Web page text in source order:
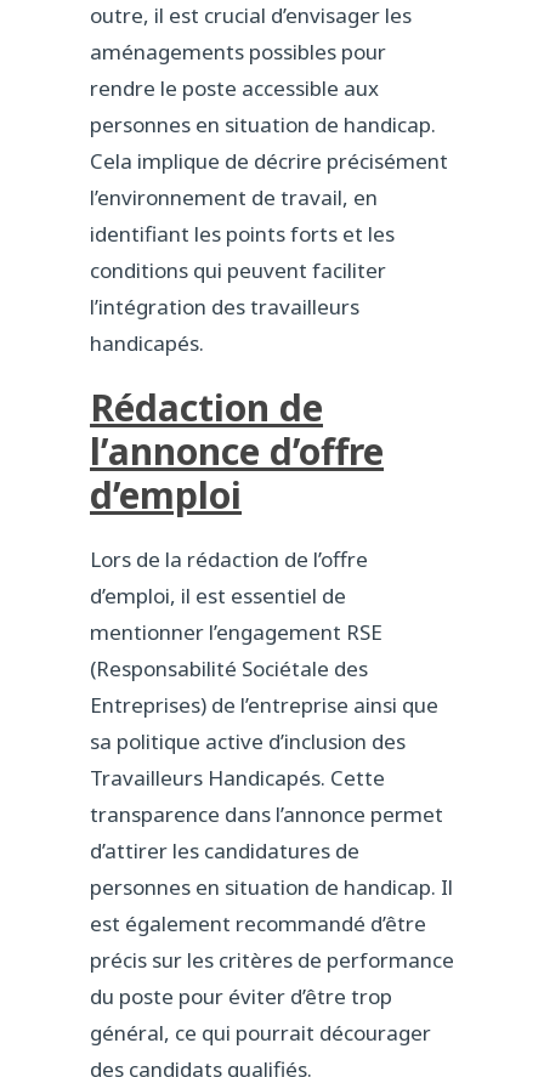
outre, il est crucial d’envisager les
aménagements possibles pour
rendre le poste accessible aux
personnes en situation de handicap.
Cela implique de décrire précisément
l’environnement de travail, en
identifiant les points forts et les
conditions qui peuvent faciliter
l’intégration des travailleurs
handicapés.
Rédaction de
l’annonce d’offre
d’emploi
Lors de la rédaction de l’offre
d’emploi, il est essentiel de
mentionner l’engagement RSE
(Responsabilité Sociétale des
Entreprises) de l’entreprise ainsi que
sa politique active d’inclusion des
Travailleurs Handicapés. Cette
transparence dans l’annonce permet
d’attirer les candidatures de
personnes en situation de handicap. Il
est également recommandé d’être
précis sur les critères de performance
du poste pour éviter d’être trop
général, ce qui pourrait décourager
des candidats qualifiés.